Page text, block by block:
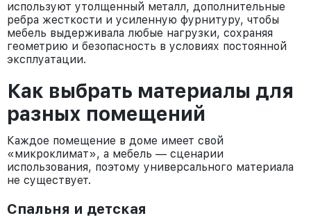
используют утолщенный металл, дополнительные
ребра жесткости и усиленную фурнитуру, чтобы
мебель выдерживала любые нагрузки, сохраняя
геометрию и безопасность в условиях постоянной
эксплуатации.
Как выбрать материалы для
разных помещений
Каждое помещение в доме имеет свой
«микроклимат», а мебель — сценарии
использования, поэтому универсального материала
не существует.
Спальня и детская